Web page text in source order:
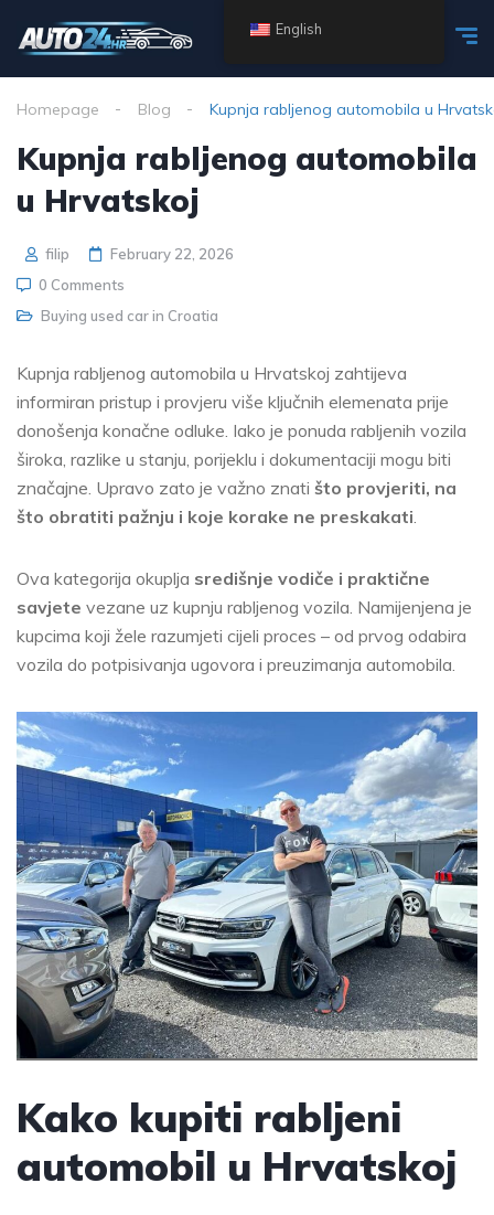
Homepage Blog Kupnja rabljenog automobila u
Kupnja rabljenog automobila
u Hrvatskoj
filip
February 22, 2026
0 Comments
Buying used car in Croatia
Kupnja rabljenog automobila u Hrvatskoj zahtijeva
informiran pristup i provjeru više ključnih elemenata prije
donošenja konačne odluke. Iako je ponuda rabljenih vozila
široka, razlike u stanju, porijeklu i dokumentaciji mogu biti
značajne. Upravo zato je važno znati što provjeriti, na
što obratiti pažnju i koje korake ne preskakati.
Ova kategorija okuplja središnje vodiče i praktične
savjete vezane uz kupnju rabljenog vozila. Namijenjena je
kupcima koji žele razumjeti cijeli proces – od prvog odabira
vozila do potpisivanja ugovora i preuzimanja automobila.
Kako kupiti rabljeni
automobil u Hrvatskoj
English